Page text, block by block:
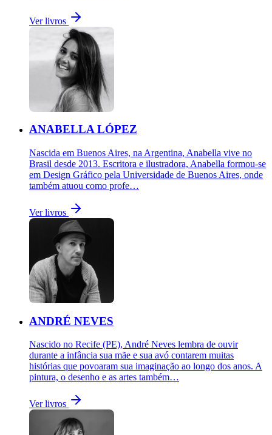
Ver livros
ANABELLA LÓPEZ
Nascida em Buenos Aires, na Argentina, Anabella vive no
Brasil desde 2013. Escritora e ilustradora, Anabella formou-se
em Design Gráfico pela Universidade de Buenos Aires, onde
também atuou como profe…
Ver livros
ANDRÉ NEVES
Nascido no Recife (PE), André Neves lembra de ouvir
durante a infância sua mãe e sua avó contarem muitas
histórias que povoaram sua imaginação ao longo dos anos. A
pintura, o desenho e as artes também…
Ver livros